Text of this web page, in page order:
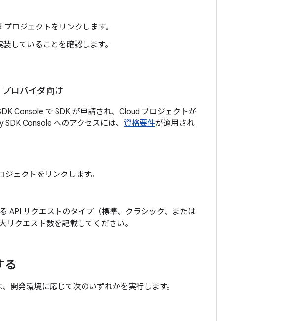
ロジェクトをリンクします。
していることを確認します。
ロバイダ向け
Console で SDK が申請され、Cloud プロジェクトが
Console へのアクセスには、 資格要件が適用され
ェクトをリンクします。
API リクエストのタイプ（標準、クラシック、または
リクエスト数を記載してください。
る
開発環境に応じて次のいずれかを実行します。